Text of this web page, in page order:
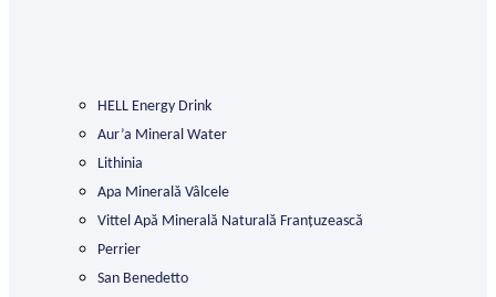
HELL Energy Drink
Aur’a Mineral Water
Lithinia
Apa Minerală Vâlcele
Vittel Apă Minerală Naturală Franțuzească
Perrier
San Benedetto